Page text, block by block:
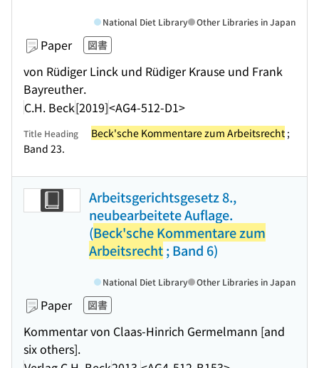
Paper 図書
von Rüdiger Linck und Rüdiger Krause und Frank
Bayreuther.
C.H. Beck[2019]<AG4-512-D1>
National Diet Library Other Libraries in Japan
Title Heading Beck'sche Kommentare zum Arbeitsrecht ;
Band 23.
Arbeitsgerichtsgesetz 8.,
neubearbeitete Auflage.
(Beck'sche Kommentare zum
Arbeitsrecht; Band 6)
Paper 図書
Kommentar von Claas-Hinrich Germelmann [and
six others].
National Diet Library Other Libraries in Japan